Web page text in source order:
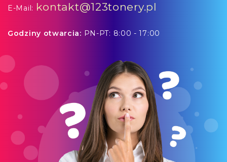
E-Mail: kontakt@123tonery.pl
Godziny otwarcia: PN-PT: 8:00 - 17:00